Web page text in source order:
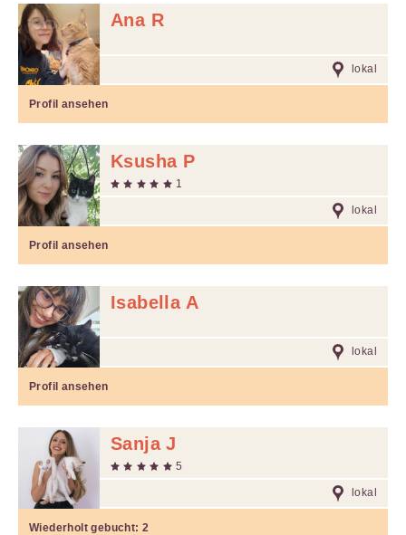
Ana R
lokal
Profil ansehen
Ksusha P
1
lokal
Profil ansehen
Isabella A
lokal
Profil ansehen
Sanja J
5
lokal
Wiederholt gebucht:2